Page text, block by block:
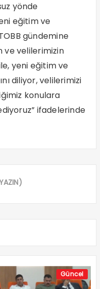
yönde
eğitim ve
gündemine
ve velilerimizin
yeni eğitim ve
diliyor, velilerimizi
konulara
ifadelerinde
Güncel